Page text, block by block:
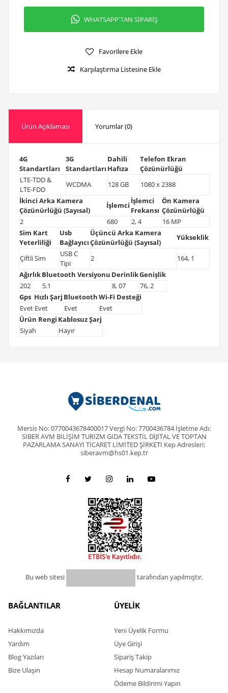
WHATSAPP'TAN SİPARİŞ
Favorilere Ekle
Karşılaştırma Listesine Ekle
Ürün Açıklaması Yorumlar (0)
4G
Standartları
3G
Standartları
Dahili
Hafıza
Telefon Ekran
Çözünürlüğü
LTE-TDD &
LTE-FDD
WCDMA 128 GB
1080 x 2388
İkinci Arka Kamera
Çözünürlüğü (Sayısal)
İşlemci İşlemci
Frekansı
Ön Kamera
Çözünürlüğü
2
680 2, 4
16 MP
Sim Kart
Yeterliliği
Usb
Bağlayıcı
Üçüncü Arka Kamera
Çözünürlüğü (Sayısal)
Yükseklik
Çiftli Sim
USB C
Tipi
2
164, 1
AğırlıkBluetooth Versiyonu DerinlikGenişlik
202
5.1 8, 07
76, 2
Gps Hızlı Şarj BluetoothWi-Fi Desteği
Evet Evet Evet
Evet
Ürün Rengi Kablosuz Şarj
Siyah
Hayır
Mersis No: 0770043678400017 Vergi No: 7700436784 İşletme Adı:
SİBER AVM BİLİŞİM TURİZM GIDA TEKSTİL DİJİTAL VE TOPTAN
PAZARLAMA SANAYİ TİCARET LİMİTED ŞİRKETİ Kep Adresleri:
siberavm@hs01.kep.tr
Bu web sitesi tarafından yapılmıştır.
BAĞLANTILAR
Hakkımızda
Yardım
Blog Yazıları
Bize Ulaşın
ÜYELİK
Yeni Üyelik Formu
Üye Girişi
Sipariş Takip
Hesap Numaralarımız
Ödeme Bildirimi Yapın